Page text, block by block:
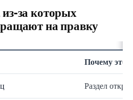
за которых
на правку
Почему это
Раздел